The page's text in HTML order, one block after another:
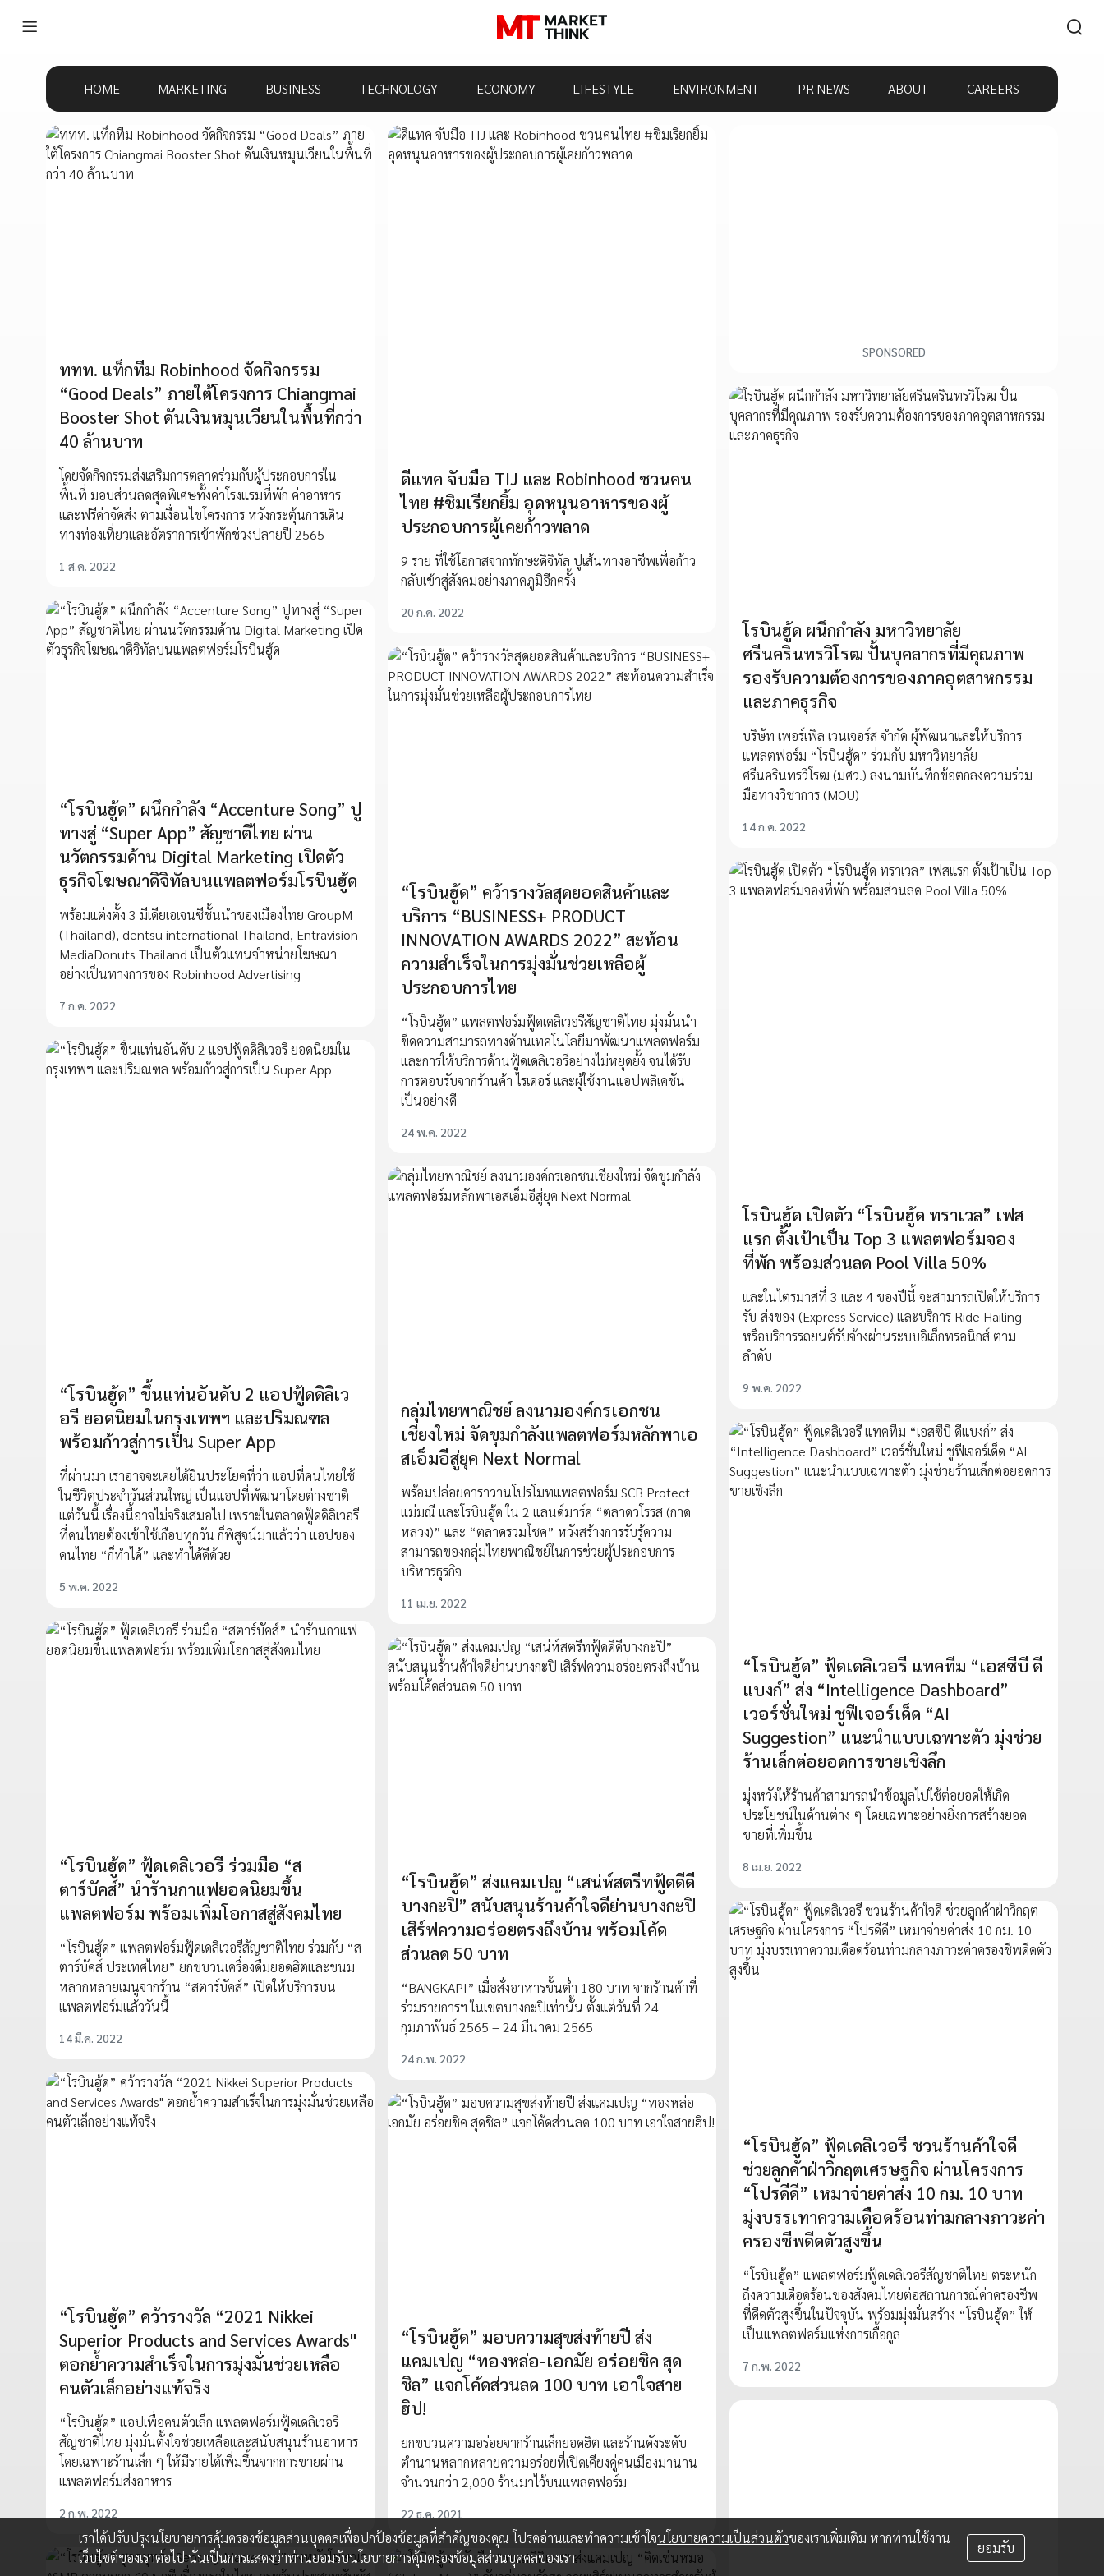
HOME MARKETING BUSINESS TECHNOLOGY ECONOMY LIFESTYLE ENVIRONMENT PR NEWS ABOUT CAREERS
ททท. แท็กทีม Robinhood จัดกิจกรรม
“Good Deals” ภายใต้โครงการ Chiangmai
Booster Shot ดันเงินหมุนเวียนในพื้นที่กว่า
40 ล้านบาท
โดยจัดกิจกรรมส่งเสริมการตลาดร่วมกับผู้ประกอบการใน
พื้นที่ มอบส่วนลดสุดพิเศษทั้งค่าโรงแรมที่พัก ค่าอาหาร
และฟรีค่าจัดส่ง ตามเงื่อนไขโครงการ หวังกระตุ้นการเดิน
ทางท่องเที่ยวและอัตราการเข้าพักช่วงปลายปี 2565
1 ส.ค. 2022
ดีแทค จับมือ TIJ และ Robinhood ชวนคน
ไทย #ชิมเรียกยิ้ม อุดหนุนอาหารของผู้
ประกอบการผู้เคยก้าวพลาด
9 ราย ที่ใช้โอกาสจากทักษะดิจิทัล ปูเส้นทางอาชีพเพื่อก้าว
กลับเข้าสู่สังคมอย่างภาคภูมิอีกครั้ง
20 ก.ค. 2022
SPONSORED
โรบินฮู้ด ผนึกกำลัง มหาวิทยาลัย
ศรีนครินทรวิโรฒ ปั้นบุคลากรที่มีคุณภาพ
รองรับความต้องการของภาคอุตสาหกรรม
และภาคธุรกิจ
บริษัท เพอร์เพิล เวนเจอร์ส จำกัด ผู้พัฒนาและให้บริการ
แพลตฟอร์ม “โรบินฮู้ด” ร่วมกับ มหาวิทยาลัย
ศรีนครินทรวิโรฒ (มศว.) ลงนามบันทึกข้อตกลงความร่วม
มือทางวิชาการ (MOU)
14 ก.ค. 2022
“โรบินฮู้ด” ผนึกกำลัง “Accenture Song” ปู
ทางสู่ “Super App” สัญชาติไทย ผ่าน
นวัตกรรมด้าน Digital Marketing เปิดตัว
ธุรกิจโฆษณาดิจิทัลบนแพลตฟอร์มโรบินฮู้ด
พร้อมแต่งตั้ง 3 มีเดียเอเจนซีชั้นนำของเมืองไทย GroupM
(Thailand), dentsu international Thailand, Entravision
MediaDonuts Thailand เป็นตัวแทนจำหน่ายโฆษณา
อย่างเป็นทางการของ Robinhood Advertising
7 ก.ค. 2022
“โรบินฮู้ด” คว้ารางวัลสุดยอดสินค้าและ
บริการ “BUSINESS+ PRODUCT
INNOVATION AWARDS 2022” สะท้อน
ความสำเร็จในการมุ่งมั่นช่วยเหลือผู้
ประกอบการไทย
“โรบินฮู้ด” แพลตฟอร์มฟู้ดเดลิเวอรีสัญชาติไทย มุ่งมั่นนำ
ขีดความสามารถทางด้านเทคโนโลยีมาพัฒนาแพลตฟอร์ม
และการให้บริการด้านฟู้ดเดลิเวอรีอย่างไม่หยุดยั้ง จนได้รับ
การตอบรับจากร้านค้า ไรเดอร์ และผู้ใช้งานแอปพลิเคชัน
เป็นอย่างดี
24 พ.ค. 2022
โรบินฮู้ด เปิดตัว “โรบินฮู้ด ทราเวล” เฟส
แรก ตั้งเป้าเป็น Top 3 แพลตฟอร์มจอง
ที่พัก พร้อมส่วนลด Pool Villa 50%
และในไตรมาสที่ 3 และ 4 ของปีนี้ จะสามารถเปิดให้บริการ
รับ-ส่งของ (Express Service) และบริการ Ride-Hailing
หรือบริการรถยนต์รับจ้างผ่านระบบอิเล็กทรอนิกส์ ตาม
ลำดับ
9 พ.ค. 2022
“โรบินฮู้ด” ขึ้นแท่นอันดับ 2 แอปฟู้ดดิลิเว
อรี ยอดนิยมในกรุงเทพฯ และปริมณฑล
พร้อมก้าวสู่การเป็น Super App
ที่ผ่านมา เราอาจจะเคยได้ยินประโยคที่ว่า แอปที่คนไทยใช้
ในชีวิตประจำวันส่วนใหญ่ เป็นแอปที่พัฒนาโดยต่างชาติ
แต่วันนี้ เรื่องนี้อาจไม่จริงเสมอไป เพราะในตลาดฟู้ดดิลิเวอรี
ที่คนไทยต้องเข้าใช้เกือบทุกวัน ก็พิสูจน์มาแล้วว่า แอปของ
คนไทย “ก็ทำได้” และทำได้ดีด้วย
5 พ.ค. 2022
กลุ่มไทยพาณิชย์ ลงนามองค์กรเอกชน
เชียงใหม่ จัดขุมกำลังแพลตฟอร์มหลักพาเอ
สเอ็มอีสู่ยุค Next Normal
พร้อมปล่อยคาราวานโปรโมทแพลตฟอร์ม SCB Protect
แม่มณี และโรบินฮู้ด ใน 2 แลนด์มาร์ค “ตลาดวโรรส (กาด
หลวง)” และ “ตลาดรวมโชค” หวังสร้างการรับรู้ความ
สามารถของกลุ่มไทยพาณิชย์ในการช่วยผู้ประกอบการ
บริหารธุรกิจ
11 เม.ย. 2022
“โรบินฮู้ด” ฟู้ดเดลิเวอรี แทคทีม “เอสซีบี ดี
แบงก์” ส่ง “Intelligence Dashboard”
เวอร์ชั่นใหม่ ชูฟีเจอร์เด็ด “AI
Suggestion” แนะนำแบบเฉพาะตัว มุ่งช่วย
ร้านเล็กต่อยอดการขายเชิงลึก
มุ่งหวังให้ร้านค้าสามารถนำข้อมูลไปใช้ต่อยอดให้เกิด
ประโยชน์ในด้านต่าง ๆ โดยเฉพาะอย่างยิ่งการสร้างยอด
ขายที่เพิ่มขึ้น
8 เม.ย. 2022
“โรบินฮู้ด” ฟู้ดเดลิเวอรี ร่วมมือ “ส
ตาร์บัคส์” นำร้านกาแฟยอดนิยมขึ้น
แพลตฟอร์ม พร้อมเพิ่มโอกาสสู่สังคมไทย
“โรบินฮู้ด” แพลตฟอร์มฟู้ดเดลิเวอรีสัญชาติไทย ร่วมกับ “ส
ตาร์บัคส์ ประเทศไทย” ยกขบวนเครื่องดื่มยอดฮิตและขนม
หลากหลายเมนูจากร้าน “สตาร์บัคส์” เปิดให้บริการบน
แพลตฟอร์มแล้ววันนี้
14 มี.ค. 2022
“โรบินฮู้ด” ส่งแคมเปญ “เสน่ห์สตรีทฟู้ดดีดี
บางกะปิ” สนับสนุนร้านค้าใจดีย่านบางกะปิ
เสิร์ฟความอร่อยตรงถึงบ้าน พร้อมโค้ด
ส่วนลด 50 บาท
“BANGKAPI” เมื่อสั่งอาหารขั้นต่ำ 180 บาท จากร้านค้าที่
ร่วมรายการฯ ในเขตบางกะปิเท่านั้น ตั้งแต่วันที่ 24
กุมภาพันธ์ 2565 – 24 มีนาคม 2565
24 ก.พ. 2022
“โรบินฮู้ด” ฟู้ดเดลิเวอรี ชวนร้านค้าใจดี
ช่วยลูกค้าฝ่าวิกฤตเศรษฐกิจ ผ่านโครงการ
“โปรดีดี” เหมาจ่ายค่าส่ง 10 กม. 10 บาท
มุ่งบรรเทาความเดือดร้อนท่ามกลางภาวะค่า
ครองชีพดีดตัวสูงขึ้น
“โรบินฮู้ด” แพลตฟอร์มฟู้ดเดลิเวอรีสัญชาติไทย ตระหนัก
ถึงความเดือดร้อนของสังคมไทยต่อสถานการณ์ค่าครองชีพ
ที่ดีดตัวสูงขึ้นในปัจจุบัน พร้อมมุ่งมั่นสร้าง “โรบินฮู้ด” ให้
เป็นแพลตฟอร์มแห่งการเกื้อกูล
7 ก.พ. 2022
“โรบินฮู้ด” คว้ารางวัล “2021 Nikkei
Superior Products and Services Awards"
ตอกย้ำความสำเร็จในการมุ่งมั่นช่วยเหลือ
คนตัวเล็กอย่างแท้จริง
“โรบินฮู้ด” แอปเพื่อคนตัวเล็ก แพลตฟอร์มฟู้ดเดลิเวอรี
สัญชาติไทย มุ่งมั่นตั้งใจช่วยเหลือและสนับสนุนร้านอาหาร
โดยเฉพาะร้านเล็ก ๆ ให้มีรายได้เพิ่มขึ้นจากการขายผ่าน
แพลตฟอร์มส่งอาหาร
2 ก.พ. 2022
“โรบินฮู้ด” มอบความสุขส่งท้ายปี ส่ง
แคมเปญ “ทองหล่อ-เอกมัย อร่อยชิค สุด
ชิล” แจกโค้ดส่วนลด 100 บาท เอาใจสาย
ฮิป!
ยกขบวนความอร่อยจากร้านเล็กยอดฮิต และร้านดังระดับ
ตำนานหลากหลายความอร่อยที่เปิดเคียงคู่คนเมืองมานาน
จำนวนกว่า 2,000 ร้านมาไว้บนแพลตฟอร์ม
22 ธ.ค. 2021
เราได้ปรับปรุงนโยบายการคุ้มครองข้อมูลส่วนบุคคลเพื่อปกป้องข้อมูลที่สำคัญของคุณ โปรดอ่านและทำความเข้าใจนโยบายความเป็นส่วนตัวของเราเพิ่มเติม หากท่านใช้งาน
เว็บไซต์ของเราต่อไป นั่นเป็นการแสดงว่าท่านยอมรับนโยบายการคุ้มครองข้อมูลส่วนบุคคลของเรา
ยอมรับ